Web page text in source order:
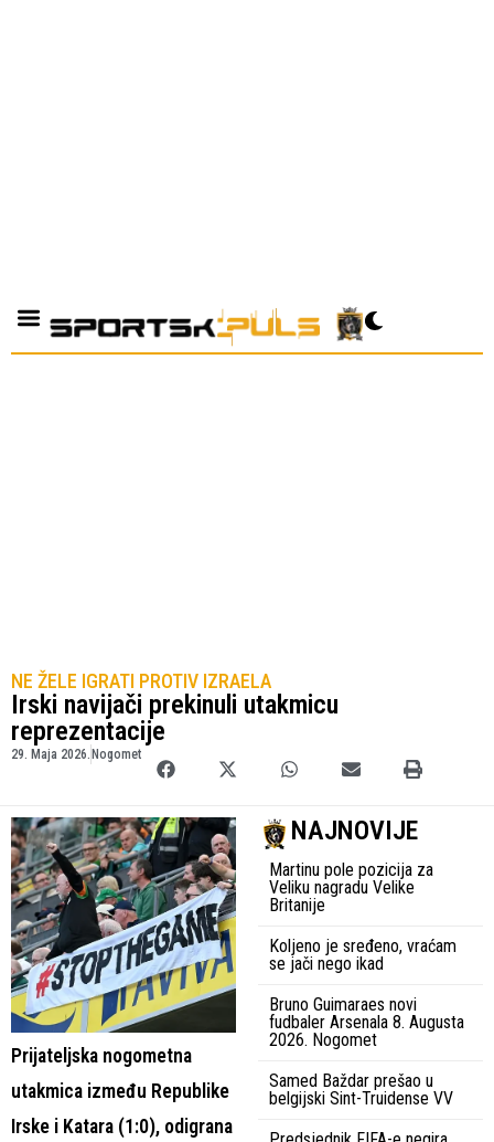
NE ŽELE IGRATI PROTIV IZRAELA
Irski navijači prekinuli utakmicu
reprezentacije
29. Maja 2026. Nogomet
Prijateljska nogometna
utakmica između Republike
Irske i Katara (1:0), odigrana
NAJNOVIJE
Martinu pole pozicija za
Veliku nagradu Velike
Britanije
Koljeno je sređeno, vraćam
se jači nego ikad
Bruno Guimaraes novi
fudbaler Arsenala 8. Augusta
2026. Nogomet
Samed Baždar prešao u
belgijski Sint-Truidense VV